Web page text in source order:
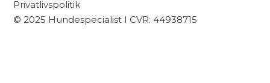
© 2025 Hundespecialist I CVR: 44938715
Privatlivspolitik